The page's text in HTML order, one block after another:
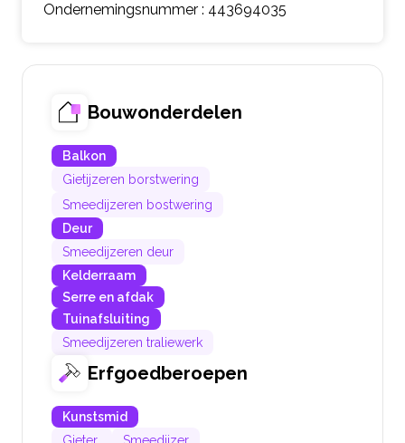
Ondernemingsnummer : 443694035
Bouwonderdelen
Balkon
Gietijzeren borstwering
Smeedijzeren bostwering
Deur
Smeedijzeren deur
Kelderraam
Serre en afdak
Tuinafsluiting
Smeedijzeren traliewerk
Erfgoedberoepen
Kunstsmid